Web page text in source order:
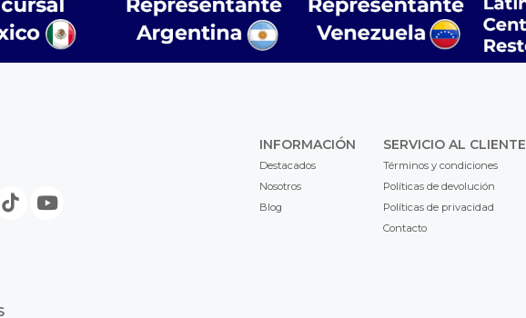
INFORMACIÓN
Destacados
Nosotros
Blog
SERVICIO AL CLIENTE
Términos y condiciones
Políticas de devolución
Políticas de privacidad
Contacto